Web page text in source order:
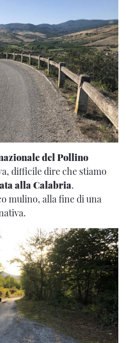
del Pollino
difficile dire che stiamo
alla Calabria.
mulino, alla fine di una